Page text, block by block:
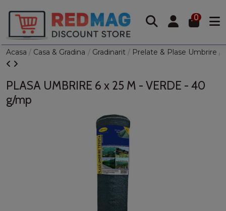
0
Acasa Casa & Gradina Gradinarit Prelate & Plase Umbrire
PLASA UMBRIRE 6 x 25 M - VERDE - 40
g/mp